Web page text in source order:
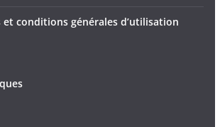
et conditions générales d’utilisation